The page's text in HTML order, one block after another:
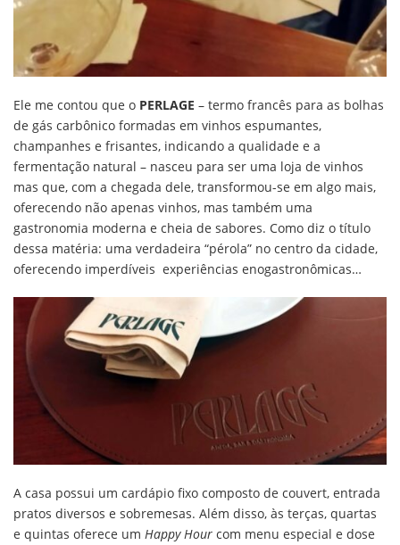
Ele me contou que o PERLAGE – termo francês para as bolhas
de gás carbônico formadas em vinhos espumantes,
champanhes e frisantes, indicando a qualidade e a
fermentação natural – nasceu para ser uma loja de vinhos
mas que, com a chegada dele, transformou-se em algo mais,
oferecendo não apenas vinhos, mas também uma
gastronomia moderna e cheia de sabores. Como diz o título
dessa matéria: uma verdadeira “pérola” no centro da cidade,
oferecendo imperdíveis experiências enogastronômicas…
A casa possui um cardápio fixo composto de couvert, entrada
pratos diversos e sobremesas. Além disso, às terças, quartas
e quintas oferece um Happy Hour com menu especial e dose